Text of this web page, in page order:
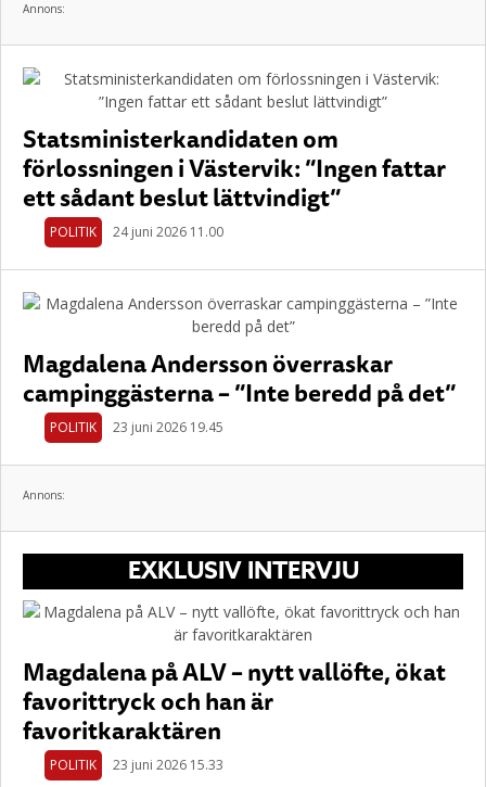
Annons:
Statsministerkandidaten om
förlossningen i Västervik: ”Ingen fattar
ett sådant beslut lättvindigt”
POLITIK 24 juni 2026 11.00
Magdalena Andersson överraskar
campinggästerna – ”Inte beredd på det”
POLITIK 23 juni 2026 19.45
Annons:
EXKLUSIV INTERVJU
Magdalena på ALV – nytt vallöfte, ökat
favorittryck och han är
favoritkaraktären
POLITIK 23 juni 2026 15.33